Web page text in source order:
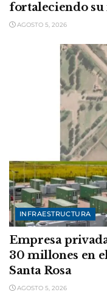
fortaleciendo
AGOSTO 5, 2026
INFRAESTRUCTURA
Empresa
30 millones en
Santa Rosa
AGOSTO 5, 2026